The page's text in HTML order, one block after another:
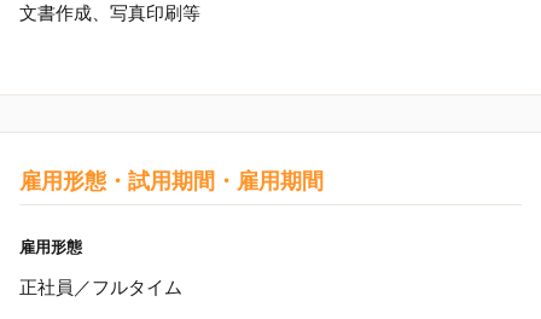
文書作成、写真印刷等
雇用形態・試用期間・雇用期間
雇用形態
正社員／フルタイム